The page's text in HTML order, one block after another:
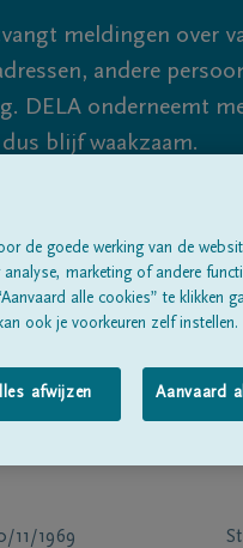
meldingen over
andere
DELA onderneemt
blijf waakzaam.
Alle rouwberichtenOver ons
11/1969
de goede werking van de
marketing of andere
alle cookies” te klikken
ook je voorkeuren zelf instellen.
afwijzen Aanvaard